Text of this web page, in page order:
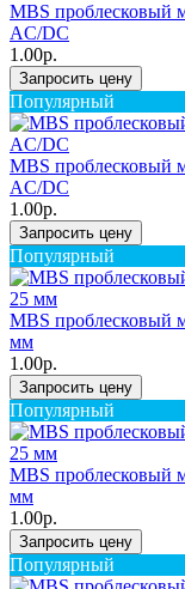
MBS проблесковый
AC/DC
1.00р.
Запросить цену
Популярный
MBS проблесковый
AC/DC
1.00р.
Запросить цену
Популярный
MBS проблесковый
мм
1.00р.
Запросить цену
Популярный
MBS проблесковый
мм
1.00р.
Запросить цену
Популярный